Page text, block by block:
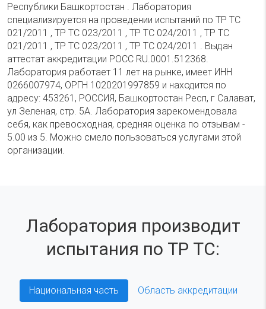
Республики Башкортостан . Лаборатория
специализируется на проведении испытаний по ТР ТС
021/2011 , ТР ТС 023/2011 , ТР ТС 024/2011 , ТР ТС
021/2011 , ТР ТС 023/2011 , ТР ТС 024/2011 . Выдан
аттестат аккредитации РОСС RU.0001.512368.
Лаборатория работает 11 лет на рынке, имеет ИНН
0266007974, ОРГН 1020201997859 и находится по
адресу: 453261, РОССИЯ, Башкортостан Респ, г Салават,
ул Зеленая, стр. 5А. Лаборатория зарекомендовала
себя, как превосходная, средняя оценка по отзывам -
5.00 из 5. Можно смело пользоваться услугами этой
организации.
Лаборатория производит
испытания по ТР ТС:
Национальная часть Область аккредитации